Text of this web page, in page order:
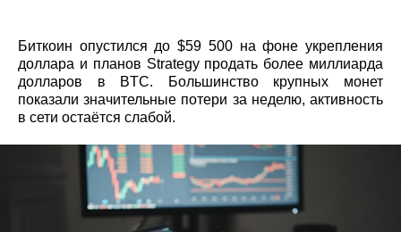
Биткоин опустился до $59 500 на фоне укрепления
доллара и планов Strategy продать более миллиарда
долларов в BTC. Большинство крупных монет
показали значительные потери за неделю, активность
в сети остаётся слабой.